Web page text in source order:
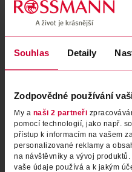
Souhlas Detaily
Zodpovědné používání
My a naši 2 partneři
pomocí technologií, jako např.
přístup k informacím na vašem
personalizované reklamy a
na návštěvníky a vývoj
vaše údaje používá a k jakým
Obj. č.: 1300437
Podkladová báze Grippy
Serum Primer